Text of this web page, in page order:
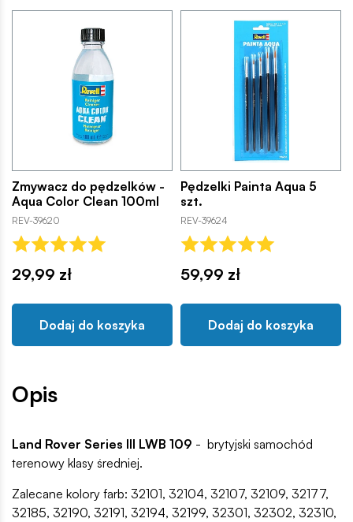
Zmywacz do pędzelków -
Aqua Color Clean 100ml
REV-39620
29,99 zł
Dodaj do koszyka
Pędzelki Painta Aqua 5
szt.
REV-39624
59,99 zł
Dodaj do koszyka
Opis
Land Rover Series III LWB 109 - brytyjski samochód
terenowy klasy średniej.
Zalecane kolory farb: 32101, 32104, 32107, 32109, 32177,
32185, 32190, 32191, 32194, 32199, 32301, 32302, 32310,